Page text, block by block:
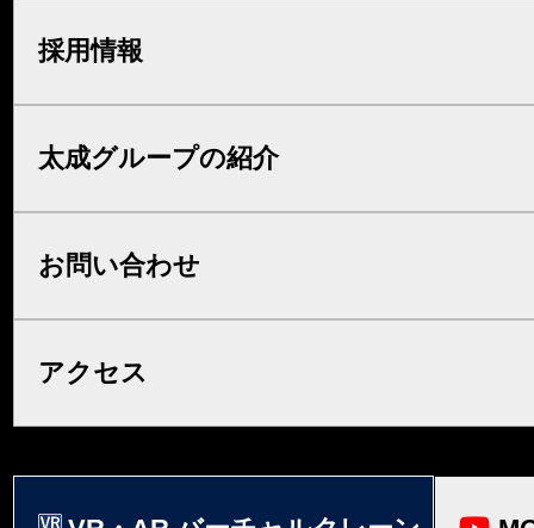
採用情報
太成グループの紹介
お問い合わせ
アクセス